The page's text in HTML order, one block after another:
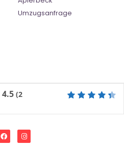
Umzugsanfrage
4.5 (2